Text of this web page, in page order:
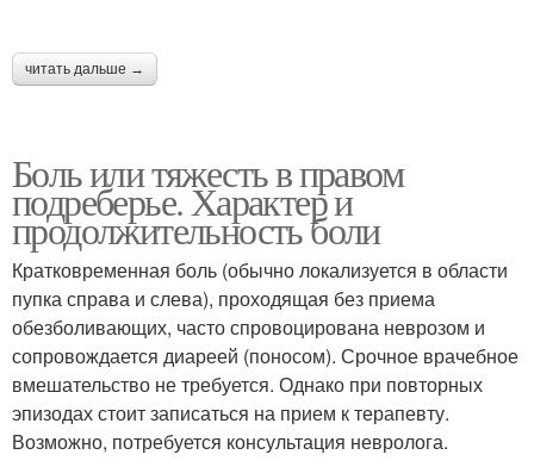
читать дальше →
Боль или тяжесть в правом
подреберье. Характер и
продолжительность боли
Кратковременная боль (обычно локализуется в области
пупка справа и слева), проходящая без приема
обезболивающих, часто спровоцирована неврозом и
сопровождается диареей (поносом). Срочное врачебное
вмешательство не требуется. Однако при повторных
эпизодах стоит записаться на прием к терапевту.
Возможно, потребуется консультация невролога.